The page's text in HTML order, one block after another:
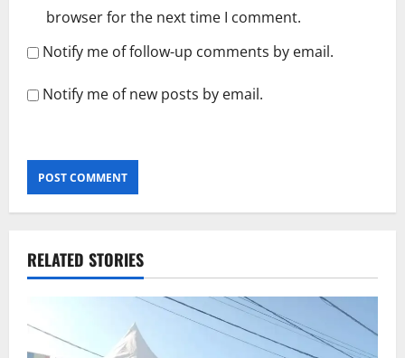
browser for the next time I comment.
Notify me of follow-up comments by email.
Notify me of new posts by email.
RELATED STORIES